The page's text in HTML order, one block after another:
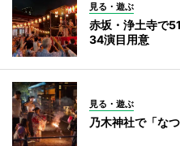
見る・遊ぶ
赤坂・浄土寺で
34演目用意
見る・遊ぶ
乃木神社で「な